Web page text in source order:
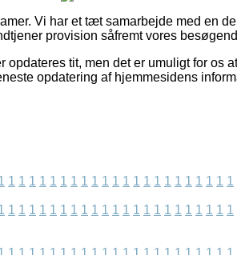
Vi har et tæt samarbejde med en
provision såfremt vores
tit, men det er umuligt for os
opdatering af hjemmesidens
1 1 1 1 1 1 1 1 1 1 1 1 1 1 1 1 1 1 1 1 1 1
1 1 1 1 1 1 1 1 1 1 1 1 1 1 1 1 1 1 1 1 1 1